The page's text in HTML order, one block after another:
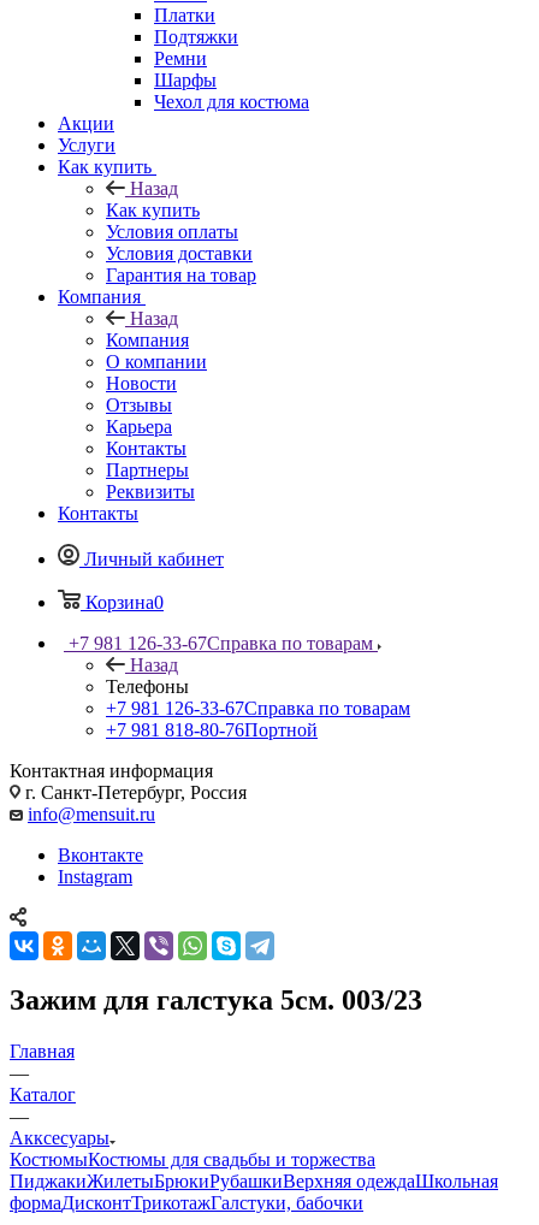
Платки
Подтяжки
Ремни
Шарфы
Чехол для костюма
Акции
Услуги
Как купить
Назад
Как купить
Условия оплаты
Условия доставки
Гарантия на товар
Компания
Назад
Компания
О компании
Новости
Отзывы
Карьера
Контакты
Партнеры
Реквизиты
Контакты
Личный кабинет
Корзина0
+7 981 126-33-67Справка по товарам
Назад
Телефоны
+7 981 126-33-67Справка по товарам
+7 981 818-80-76Портной
Контактная информация
г. Санкт-Петербург, Россия
info@mensuit.ru
Вконтакте
Instagram
Зажим для галстука 5см. 003/23
Главная
—
Каталог
—
Акксесуары
КостюмыКостюмы для свадьбы и торжества
ПиджакиЖилетыБрюкиРубашкиВерхняя одеждаШкольная
формаДисконтТрикотажГалстуки, бабочки